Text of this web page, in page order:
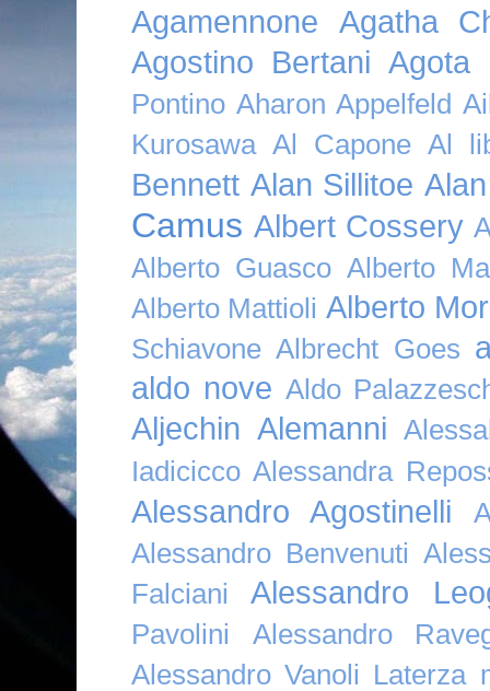
Agamennone
Agatha
Agostino Bertani Agota
Pontino Aharon Appelfeld
Kurosawa Al Capone Al
Bennett Alan Sillitoe
Camus Albert Cossery
Alberto Guasco Alberto
Alberto Mattioli Alberto
Schiavone Albrecht Goes
aldo nove Aldo
Aljechin Alemanni
Iadicicco Alessandra
Alessandro Agostinelli
Alessandro Benvenuti
Falciani
Alessandro
Pavolini
Alessandro
Alessandro Vanoli Laterza